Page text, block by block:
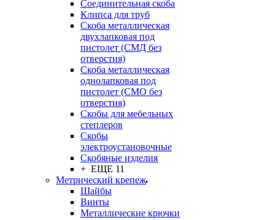
Соединительная скоба
Клипса для труб
Скоба металлическая
двухлапковая под
пистолет (СМД без
отверстия)
Скоба металлическая
однолапковая под
пистолет (СМО без
отверстия)
Скобы для мебельных
степлеров
Скобы
электроустановочные
Скобяные изделия
+ ЕЩЕ 11
Метрический крепеж
Шайбы
Винты
Металлические крючки